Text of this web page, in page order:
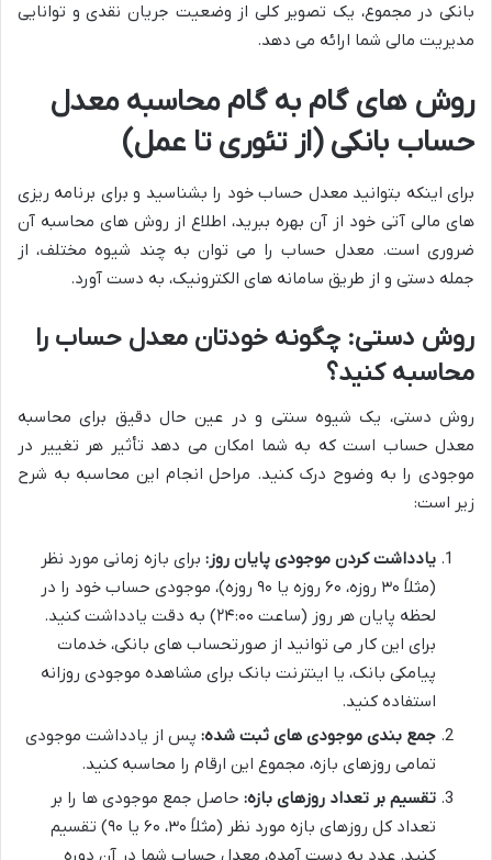
بانکی در مجموع، یک تصویر کلی از وضعیت جریان نقدی و توانایی
مدیریت مالی شما ارائه می دهد.
روش های گام به گام محاسبه معدل
حساب بانکی (از تئوری تا عمل)
برای اینکه بتوانید معدل حساب خود را بشناسید و برای برنامه ریزی
های مالی آتی خود از آن بهره ببرید، اطلاع از روش های محاسبه آن
ضروری است. معدل حساب را می توان به چند شیوه مختلف، از
جمله دستی و از طریق سامانه های الکترونیک، به دست آورد.
روش دستی: چگونه خودتان معدل حساب را
محاسبه کنید؟
روش دستی، یک شیوه سنتی و در عین حال دقیق برای محاسبه
معدل حساب است که به شما امکان می دهد تأثیر هر تغییر در
موجودی را به وضوح درک کنید. مراحل انجام این محاسبه به شرح
زیر است:
یادداشت کردن موجودی پایان روز: برای بازه زمانی مورد نظر
(مثلاً ۳۰ روزه، ۶۰ روزه یا ۹۰ روزه)، موجودی حساب خود را در
لحظه پایان هر روز (ساعت ۲۴:۰۰) به دقت یادداشت کنید.
برای این کار می توانید از صورتحساب های بانکی، خدمات
پیامکی بانک، یا اینترنت بانک برای مشاهده موجودی روزانه
استفاده کنید.
جمع بندی موجودی های ثبت شده: پس از یادداشت موجودی
تمامی روزهای بازه، مجموع این ارقام را محاسبه کنید.
تقسیم بر تعداد روزهای بازه: حاصل جمع موجودی ها را بر
تعداد کل روزهای بازه مورد نظر (مثلاً ۳۰، ۶۰ یا ۹۰) تقسیم